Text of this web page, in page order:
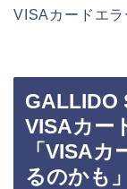
VISAカードエ
GALLIDO
VISAカー
「VISA
るのかも」